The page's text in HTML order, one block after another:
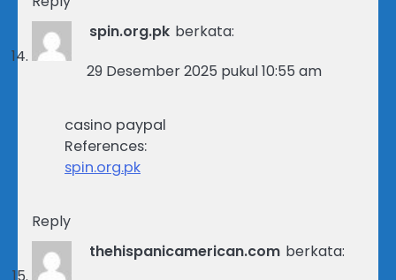
spin.org.pk berkata:
29 Desember 2025 pukul 10:55 am
casino paypal
References:
spin.org.pk
Reply
thehispanicamerican.com berkata: